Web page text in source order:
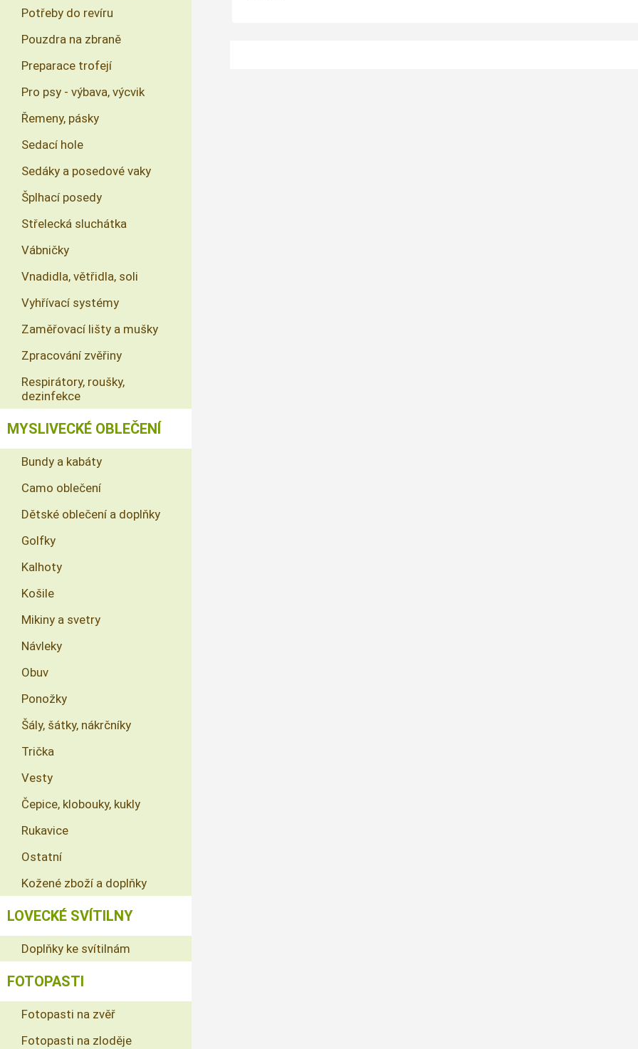
Potřeby do revíru
Pouzdra na zbraně
Preparace trofejí
Pro psy - výbava, výcvik
Řemeny, pásky
Sedací hole
Sedáky a posedové vaky
Šplhací posedy
Střelecká sluchátka
Vábničky
Vnadidla, větřidla, soli
Vyhřívací systémy
Zaměřovací lišty a mušky
Zpracování zvěřiny
Respirátory, roušky,
dezinfekce
MYSLIVECKÉ OBLEČENÍ
Bundy a kabáty
Camo oblečení
Dětské oblečení a doplňky
Golfky
Kalhoty
Košile
Mikiny a svetry
Návleky
Obuv
Ponožky
Šály, šátky, nákrčníky
Trička
Vesty
Čepice, klobouky, kukly
Rukavice
Ostatní
Kožené zboží a doplňky
LOVECKÉ SVÍTILNY
Doplňky ke svítilnám
FOTOPASTI
Fotopasti na zvěř
Fotopasti na zloděje